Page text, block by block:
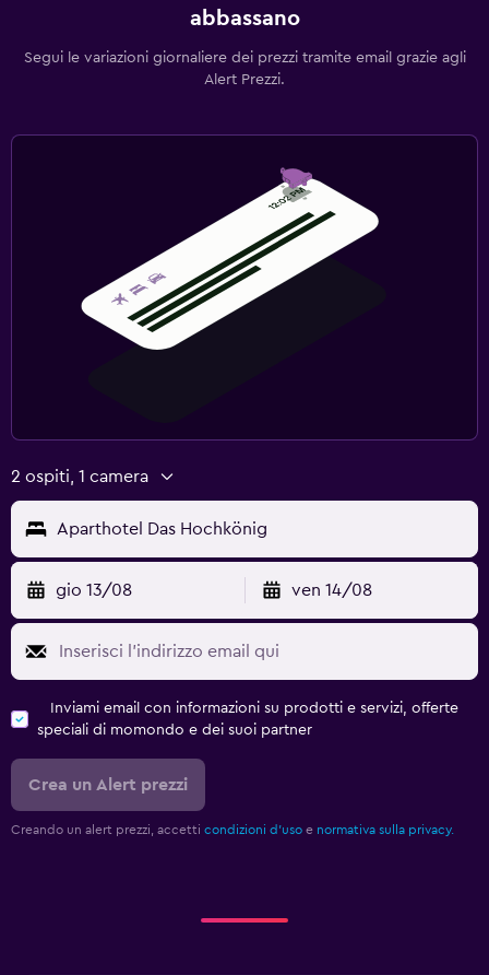
abbassano
Segui le variazioni giornaliere dei prezzi tramite email grazie agli
Alert Prezzi.
2 ospiti, 1 camera
Aparthotel Das Hochkönig
gio 13/08 ven 14/08
Inviami email con informazioni su prodotti e servizi, offerte
speciali di momondo e dei suoi partner
Crea un Alert prezzi
Creando un alert prezzi, accetti condizioni d'uso e normativa sulla privacy.